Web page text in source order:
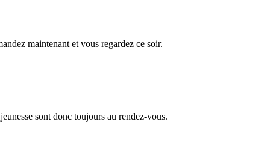
maintenant et vous regardez ce soir.
sont donc toujours au rendez-vous.